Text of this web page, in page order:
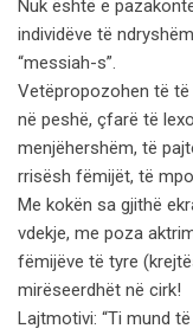
Nuk është e
individëve të
“messiah-s”.
Vetëpropozohen të
në peshë, çfarë të
menjëhershëm, të
rrisësh fëmijët, të
Me kokën sa gjithë
vdekje, me poza
fëmijëve të tyre
mirëseerdhët në cirk!
Lajtmotivi: “Ti mund